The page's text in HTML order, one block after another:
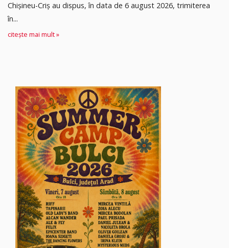
Chișineu-Criș au dispus, în data de 6 august 2026, trimiterea
în...
citește mai mult »